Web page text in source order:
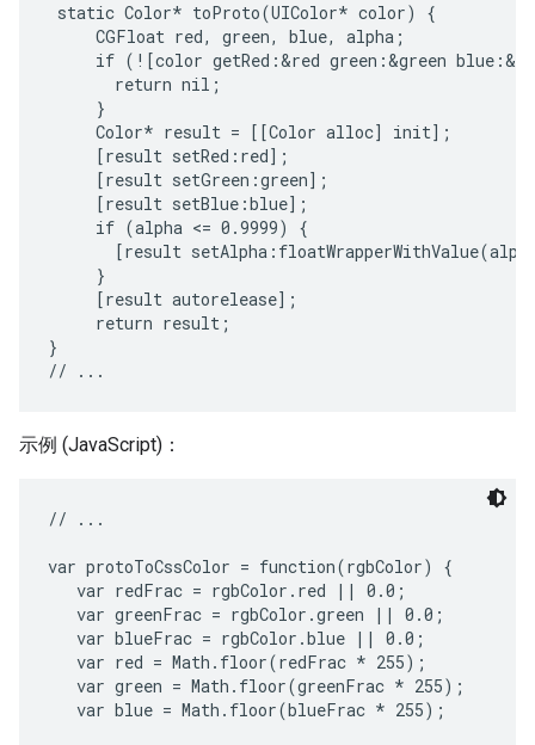
static Color* toProto(UIColor* color) {
     CGFloat red, green, blue, alpha;
if (![color getRed:&red green:&green
       return nil;
     }
     Color* result = [[Color alloc] init];
     [result setRed:red];
     [result setGreen:green];
     [result setBlue:blue];
     if (alpha <= 0.9999) {
[result
     }
     [result autorelease];
     return result;
}
示例 (JavaScript)：
// ...
var protoToCssColor = function(rgbColor) {
   var redFrac = rgbColor.red || 0.0;
   var greenFrac = rgbColor.green || 0.0;
   var blueFrac = rgbColor.blue || 0.0;
   var red = Math.floor(redFrac * 255);
   var green = Math.floor(greenFrac * 255);
   var blue = Math.floor(blueFrac * 255);